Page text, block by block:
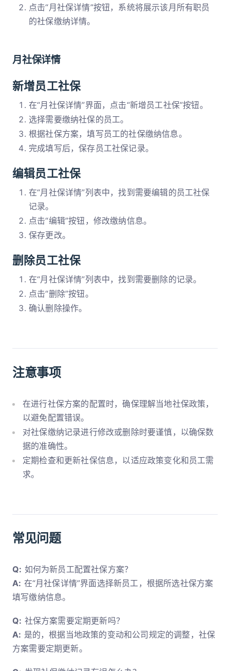
点击“月社保详情”按钮，系统将展示该月所有职员
的社保缴纳详情。
月社保详情
新增员工社保
在“月社保详情”界面，点击“新增员工社保”按钮。
选择需要缴纳社保的员工。
根据社保方案，填写员工的社保缴纳信息。
完成填写后，保存员工社保记录。
编辑员工社保
在“月社保详情”列表中，找到需要编辑的员工社保
记录。
点击“编辑”按钮，修改缴纳信息。
保存更改。
删除员工社保
在“月社保详情”列表中，找到需要删除的记录。
点击“删除”按钮。
确认删除操作。
注意事项
在进行社保方案的配置时，确保理解当地社保政策，
以避免配置错误。
对社保缴纳记录进行修改或删除时要谨慎，以确保数
据的准确性。
定期检查和更新社保信息，以适应政策变化和员工需
求。
常见问题
Q: 如何为新员工配置社保方案？
A: 在“月社保详情”界面选择新员工，根据所选社保方案
填写缴纳信息。
Q: 社保方案需要定期更新吗？
A: 是的，根据当地政策的变动和公司规定的调整，社保
方案需要定期更新。